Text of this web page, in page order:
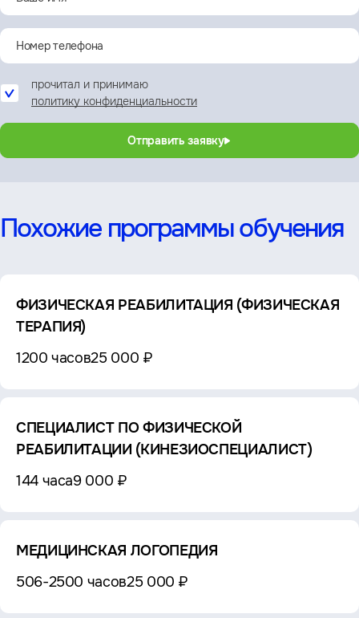
прочитал и принимаю
политику конфиденциальности
Отправить заявку
Похожие программы обучения
ФИЗИЧЕСКАЯ РЕАБИЛИТАЦИЯ (ФИЗИЧЕСКАЯ
ТЕРАПИЯ)
1200 часов25 000 ₽
СПЕЦИАЛИСТ ПО ФИЗИЧЕСКОЙ
РЕАБИЛИТАЦИИ (КИНЕЗИОСПЕЦИАЛИСТ)
144 часа9 000 ₽
МЕДИЦИНСКАЯ ЛОГОПЕДИЯ
506-2500 часов25 000 ₽